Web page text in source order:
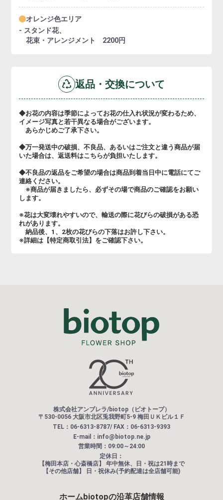
オレンジ色エリア
- スタンド花、
花束・アレンジメント 2200円
返品・交換について
◆お花の内容は季節によってお花の仕入れ状況が変わるため、
イメージ写真と若干異なる場合がございます。
あらかじめご了承下さい。
◆万一発送中の破損、不良品、あるいはご注文と違う商品が届
いた場合は、返送料はこちらが負担いたします。
◆不良品の返品をご希望の場合は商品到着当日中に電話にてご
連絡ください。
※商品が届きましたら、必ずその場で商品のご確認をお願い
します。
※花は大変壊れやすいので、輸送の際に花びらの破損がある恐
れがあります。
納品後、1、2枚の花びらの下落はお許し下さい。
※詳細は【特定商取引法】をご確認下さい。
株式会社アンブレラ/biotop（ビオトープ）
〒530-0056 大阪市北区兎我野町5-9 梅田ＵＫビル１Ｆ
TEL：06-6313-8787/ FAX：06-6313-9393
E-mail：info@biotop.ne.jp
営業時間：09:00～24:00
定休日：
【梅田本店・心斎橋店】 年中無休、日・祝は21時まで
【その他店舗】
日・祝休み(予約配達は全店舗可能)
ホームbiotopの沿革店舗情報